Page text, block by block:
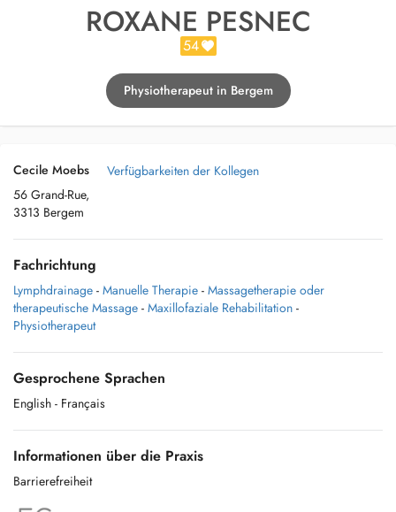
ROXANE PESNEC
54
Physiotherapeut in Bergem
Cecile Moebs
56 Grand-Rue,
3313 Bergem
Verfügbarkeiten der Kollegen
Fachrichtung
Lymphdrainage - Manuelle Therapie - Massagetherapie oder
therapeutische Massage - Maxillofaziale Rehabilitation -
Physiotherapeut
Gesprochene Sprachen
English - Français
Informationen über die Praxis
Barrierefreiheit